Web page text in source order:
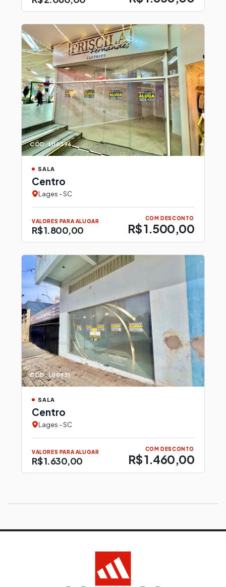
CÓD. L00396
SALA
Centro
Lages - SC
VALORES PARA ALUGAR
R$ 1.800,00
COM DESCONTO
R$ 1.500,00
CÓD. L00931
SALA
Centro
Lages - SC
VALORES PARA ALUGAR
R$ 1.630,00
COM DESCONTO
R$ 1.460,00